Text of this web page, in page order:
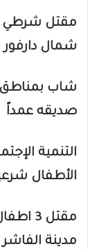
مقتل شرطي
شمال دارفور
شاب بمناطق
صديقه عمداً
التنمية
الأطفال
مقتل 3 اطفال واصابة اخرين في انفجار
مدينة الفاشر